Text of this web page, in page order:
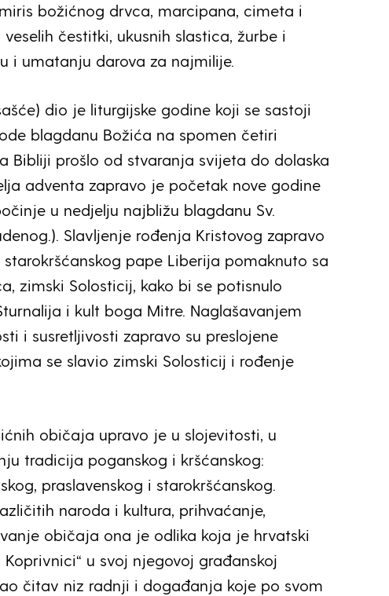
božićnog drvca, marcipana, cimeta i
čestitki, ukusnih slastica, žurbe i
i umatanju darova za najmilije.
dio je liturgijske godine koji se sastoji
blagdanu Božića na spomen četiri
Bibliji prošlo od stvaranja svijeta do dolaska
adventa zapravo je početak nove godine
u nedjelju najbližu blagdanu Sv.
Slavljenje rođenja Kristovog zapravo
pape Liberija pomaknuto sa
zimski Solosticij, kako bi se potisnulo
i kult boga Mitre. Naglašavanjem
i susretljivosti zapravo su preslojene
se slavio zimski Solosticij i rođenje
običaja upravo je u slojevitosti, u
tradicija poganskog i kršćanskog:
praslavenskog i starokršćanskog.
naroda i kultura, prihvaćanje,
običaja ona je odlika koja je hrvatski
u svoj njegovoj građanskoj
čitav niz radnji i događanja koje po svom